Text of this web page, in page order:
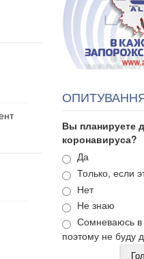
Вы планируете
коронавируса?
Варианты
Да
Только, если
Нет
Не знаю
Сомневаюсь в
поэтому не буду